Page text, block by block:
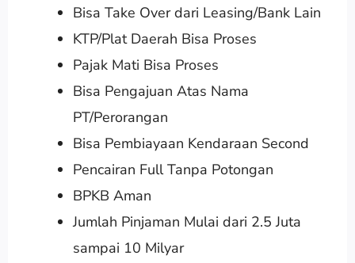
Bisa Take Over dari Leasing/Bank Lain
KTP/Plat Daerah Bisa Proses
Pajak Mati Bisa Proses
Bisa Pengajuan Atas Nama
PT/Perorangan
Bisa Pembiayaan Kendaraan Second
Pencairan Full Tanpa Potongan
BPKB Aman
Jumlah Pinjaman Mulai dari 2.5 Juta
sampai 10 Milyar